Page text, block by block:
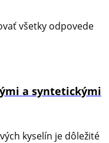
všetky odpovede
a syntetickými
kyselín je dôležité